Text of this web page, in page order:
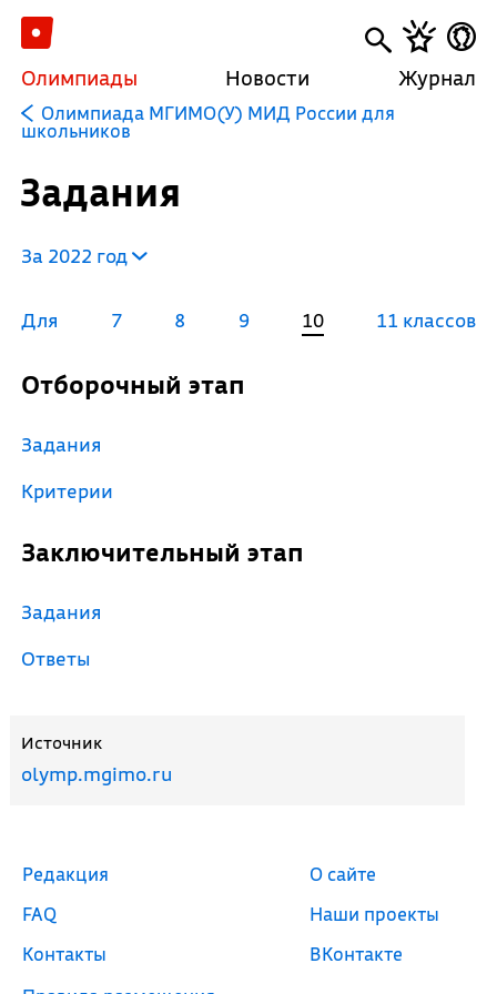
Олимпиады Новости Журнал
Олимпиада МГИМО(У) МИД России для
школьников
Задания
За 2022 год
Для 7 8 9 10 11 классов
Отборочный этап
Задания
Критерии
Заключительный этап
Задания
Ответы
Источник
olymp.mgimo.ru
Редакция
FAQ
Контакты
О сайте
Наши проекты
ВКонтакте